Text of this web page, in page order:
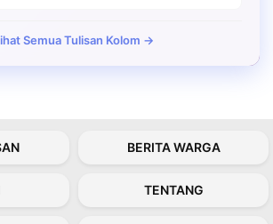
Semua Tulisan Kolom →
BERITA WARGA
TENTANG